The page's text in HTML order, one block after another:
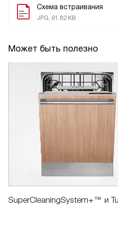
Схема встраивания
JPG, 61.82 KB
Может быть полезно
SuperCleaningSystem+™ и